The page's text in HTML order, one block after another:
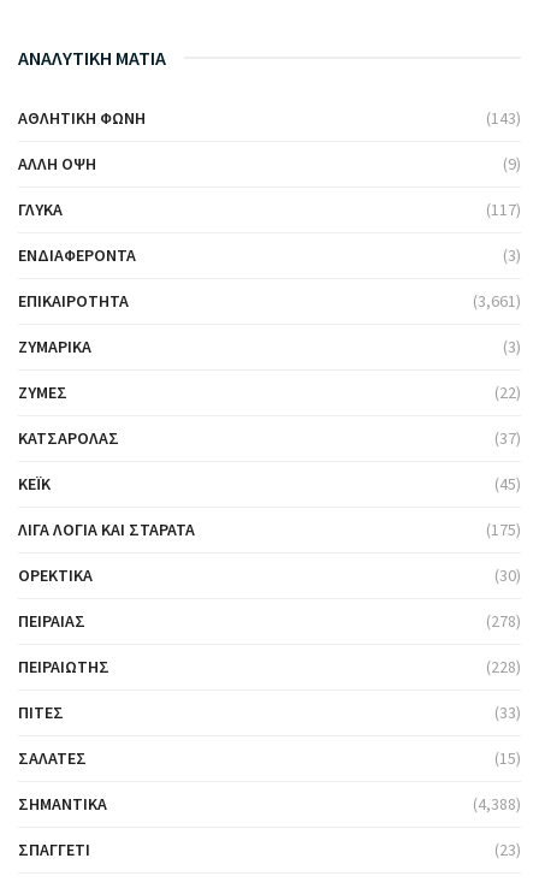
ΑΝΑΛΥΤΙΚΗ ΜΑΤΙΑ
ΑΘΛΗΤΙΚΉ ΦΩΝΉ (143)
ΆΛΛΗ ΌΨΗ (9)
ΓΛΥΚΆ (117)
ΕΝΔΙΑΦΈΡΟΝΤΑ (3)
ΕΠΙΚΑΙΡΌΤΗΤΑ (3,661)
ΖΥΜΑΡΙΚΆ (3)
ΖΎΜΕΣ (22)
ΚΑΤΣΑΡΌΛΑΣ (37)
ΚΈΙΚ (45)
ΛΊΓΑ ΛΌΓΙΑ ΚΑΙ ΣΤΑΡΆΤΑ (175)
ΟΡΕΚΤΙΚΆ (30)
ΠΕΙΡΑΙΆΣ (278)
ΠΕΙΡΑΙΏΤΗΣ (228)
ΠΊΤΕΣ (33)
ΣΑΛΆΤΕΣ (15)
ΣΗΜΑΝΤΙΚΆ (4,388)
ΣΠΑΓΓΈΤΙ (23)